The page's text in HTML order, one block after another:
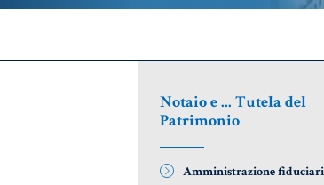
AZIENDA &
SOCIETÀ
CONTRATTO
Notaio e ... Tutela del
Patrimonio
Amministrazione